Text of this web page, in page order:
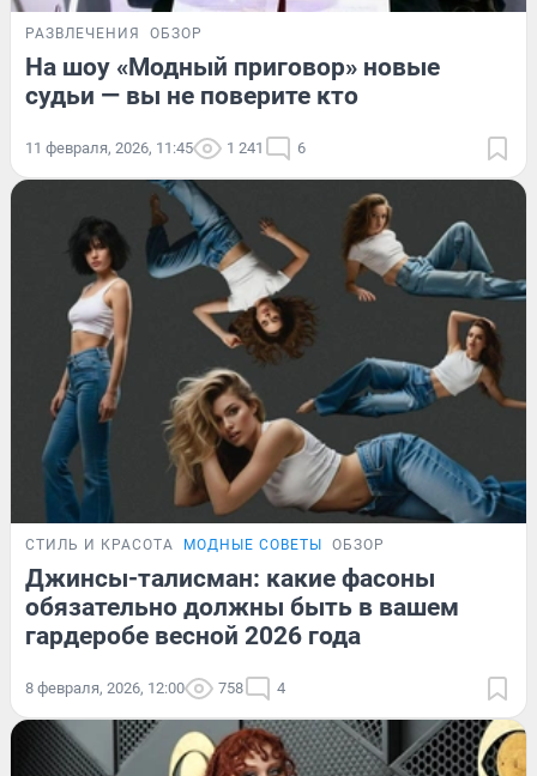
РАЗВЛЕЧЕНИЯ ОБЗОР
На шоу «Модный приговор» новые
судьи — вы не поверите кто
11 февраля, 2026, 11:45 1 241 6
СТИЛЬ И КРАСОТА МОДНЫЕ СОВЕТЫ ОБЗОР
Джинсы-талисман: какие фасоны
обязательно должны быть в вашем
гардеробе весной 2026 года
8 февраля, 2026, 12:00 758 4